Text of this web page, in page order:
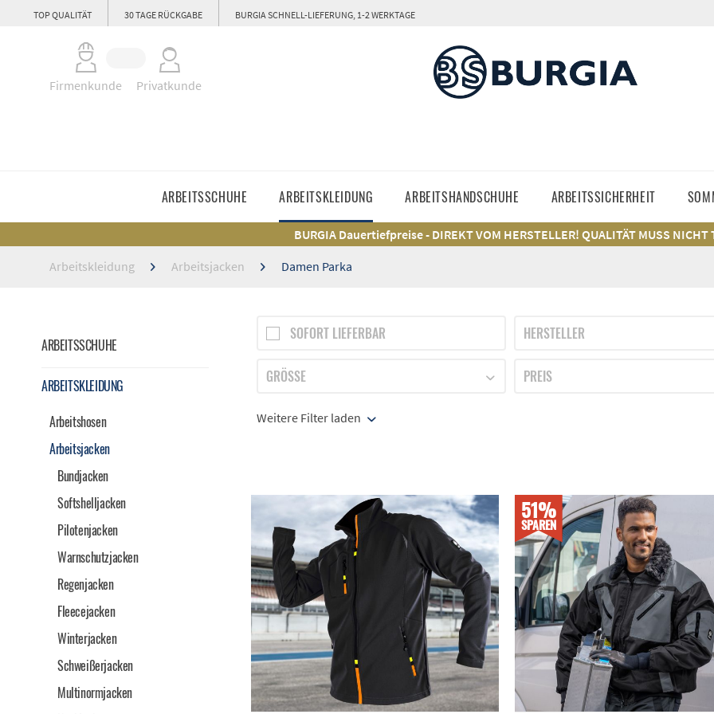
TOP QUALITÄT 30 TAGE RÜCKGABE BURGIA SCHNELL-LIEFERUNG, 1-2 WERKTAGE
Firmenkunde Privatkunde
ARBEITSSCHUHE ARBEITSKLEIDUNG ARBEITSHANDSCHUHE ARBEITSSICHERHEIT
BURGIA Dauertiefpreise - DIREKT VOM HERSTELLER! QUALITÄT MUSS NICHT
Arbeitskleidung
Arbeitsjacken Damen Parka
ARBEITSSCHUHE
ARBEITSKLEIDUNG
Arbeitshosen
Arbeitsjacken
Bundjacken
Softshelljacken
Pilotenjacken
Warnschutzjacken
Regenjacken
Fleecejacken
Winterjacken
Schweißerjacken
Multinormjacken
SOFORT LIEFERBAR HERSTELLER
BURGIA SAUERLAND
GRÖSSE
XL
XXL
3XL
4XL
5XL
PREIS
Weitere Filter laden
51%
SPAREN